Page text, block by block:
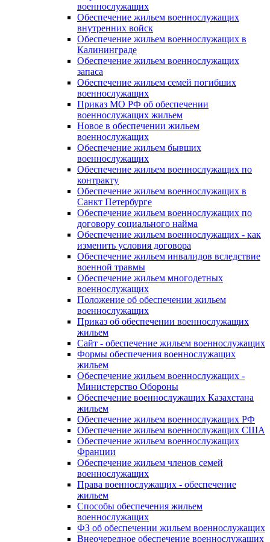
военнослужащих
Обеспечение жильем военнослужащих
внутренних войск
Обеспечение жильем военнослужащих в
Калининграде
Обеспечение жильем военнослужащих
запаса
Обеспечение жильем семей погибших
военнослужащих
Приказ МО РФ об обеспечении
военнослужащих жильем
Новое в обеспечении жильем
военнослужащих
Обеспечение жильем бывших
военнослужащих
Обеспечение жильем военнослужащих по
контракту
Обеспечение жильем военнослужащих в
Санкт Петербурге
Обеспечение жильем военнослужащих по
договору социального найма
Обеспечение жильем военнослужащих - как
изменить условия договора
Обеспечение жильем инвалидов вследствие
военной травмы
Обеспечение жильем многодетных
военнослужащих
Положение об обеспечении жильем
военнослужащих
Приказ об обеспечении военнослужащих
жильем
Сайт - обеспечение жильем военнослужащих
Формы обеспечения военнослужащих
жильем
Обеспечение жильем военнослужащих -
Министерство Обороны
Обеспечение военнослужащих Казахстана
жильем
Обеспечение жильем военнослужащих РФ
Обеспечение жильем военнослужащих США
Обеспечение жильем военнослужащих
Франции
Обеспечение жильем членов семей
военнослужащих
Права военнослужащих - обеспечение
жильем
Способы обеспечения жильем
военнослужащих
ФЗ об обеспечении жильем военнослужащих
Внеочередное обеспечение военнослужащих